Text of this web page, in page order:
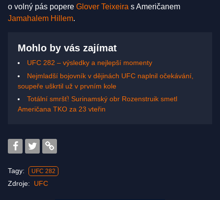
o volný pás popere Glover Teixeira s Američanem
Jamahalem Hillem.
Mohlo by vás zajímat
UFC 282 – výsledky a nejlepší momenty
Nejmladší bojovník v dějinách UFC naplnil očekávání,
soupeře uškrtil už v prvním kole
Totální smršť! Surinamský obr Rozenstruik smetl
Američana TKO za 23 vteřin
Tagy: UFC 282
Zdroje: UFC